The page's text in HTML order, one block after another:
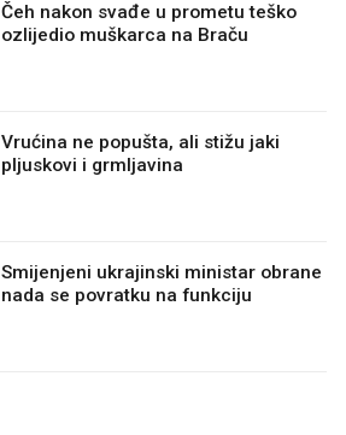
Čeh nakon svađe u prometu teško
ozlijedio muškarca na Braču
Vrućina ne popušta, ali stižu jaki
pljuskovi i grmljavina
Smijenjeni ukrajinski ministar obrane
nada se povratku na funkciju